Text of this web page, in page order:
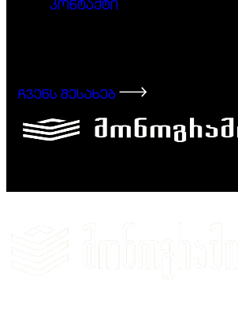
კონტაქტი
ჩვენს შესახებ